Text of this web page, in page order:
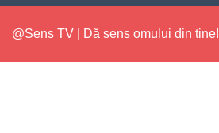
@Sens TV | Dă sens omului din tine!